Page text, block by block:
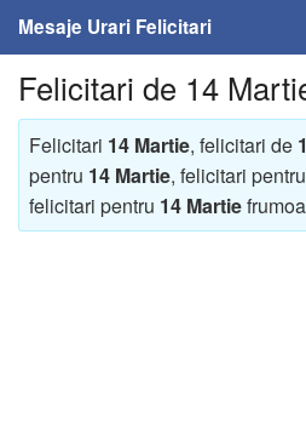
Mesaje Urari Felicitari
Home
Mesaje
Felicitari
Felicitari de 14
Felicitari 14 Martie, felicitari de
pentru 14 Martie, felicitari pentru
felicitari pentru 14 Martie